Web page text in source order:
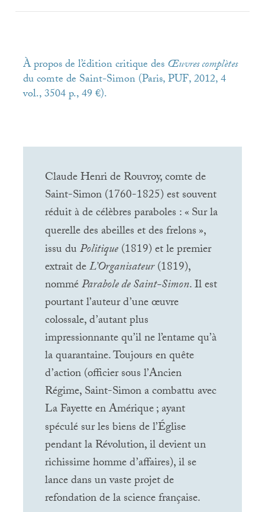
À propos de l’édition critique desŒuvres complètes
du comte de Saint-Simon (Paris,PUF, 2012, 4
vol., 3504 p., 49 €).
Claude Henri de Rouvroy, comte de
Saint-Simon (1760-1825) est souvent
réduit à de célèbres paraboles : «Sur la
querelle des abeilles et des frelons»,
issu duPolitique(1819) et le premier
extrait deL’Organisateur(1819),
nomméParabole de Saint-Simon. Il est
pourtant l’auteur d’une œuvre
colossale, d’autant plus
impressionnante qu’il ne l’entame qu’à
la quarantaine. Toujours en quête
d’action (officier sous l’Ancien
Régime, Saint-Simon a combattu avec
La Fayette en Amérique; ayant
spéculé sur les biens de l’Église
pendant la Révolution, il devient un
richissime homme d’affaires), il se
lance dans un vaste projet de
refondation de la science française.